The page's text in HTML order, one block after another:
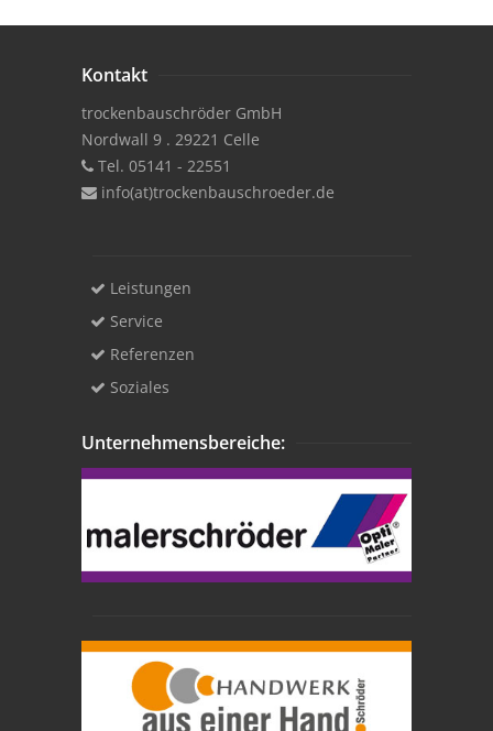
Kontakt
trockenbauschröder GmbH
Nordwall 9 . 29221 Celle
Tel. 05141 - 22551
info(at)trockenbauschroeder.de
Leistungen
Service
Referenzen
Soziales
Unternehmensbereiche: